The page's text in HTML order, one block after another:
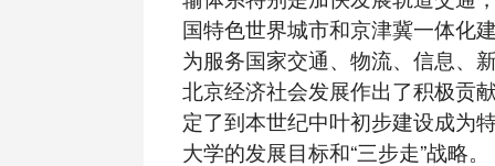
国特色世界城市和京津冀一体化
为服务国家交通、物流、信息、
北京经济社会发展作出了积极贡
定了到本世纪中叶初步建设成为
大学的发展目标和“三步走”战略。